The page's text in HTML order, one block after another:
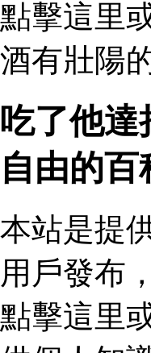
點擊這里
酒有壯陽
吃了他達
自由的百
本站是提
用戶發布
點擊這里